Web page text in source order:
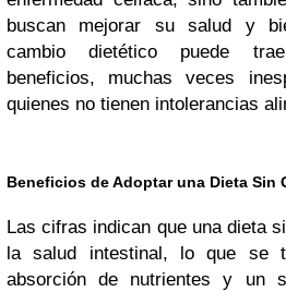
buscan mejorar su salud y
cambio dietético puede
beneficios, muchas veces
quienes no tienen intolerancias
Beneficios de Adoptar una Dieta Sin
Las cifras indican que una dieta
la salud intestinal, lo que se
absorción de nutrientes y un